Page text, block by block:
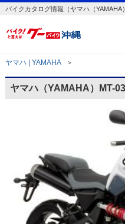
バイクカタログ情報（ヤマハ（YAMAHA
ヤマハ | YAMAHA ＞
ヤマハ（YAMAHA）MT-